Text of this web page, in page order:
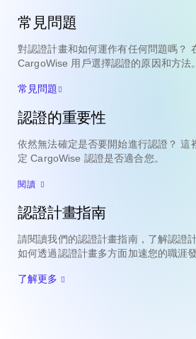
常見問題
對認證計畫和如何運作有任何問題嗎？
CargoWise 用戶選擇認證的原因和方法。
常見問題
認證的重要性
依然無法確定是否要開始進行認證？ 這
定 CargoWise 認證是否適合您。
閱讀
認證計畫指南
請閱讀我們的認證計畫指南，了解認證
如何透過認證計畫多方面加速您的職涯發
了解更多